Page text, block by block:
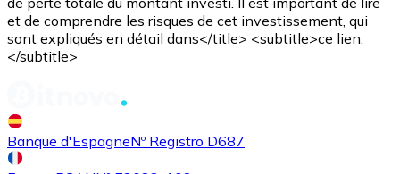
Acheter avec carte
Boutique - Cartes
et de comprendre les risques de cet investissement, qui
sont expliqués en détail dans</title> <subtitle>ce lien.
</subtitle>
Banque d'EspagneNº Registro D687